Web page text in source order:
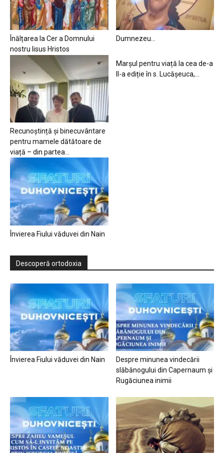
Înălțarea la Cer a Domnului
nostru Iisus Hristos
Dumnezeu…
Recunoștință și binecuvântare
pentru mamele dătătoare de
viață – din partea...
Marșul pentru viață la cea de-a
II-a ediție în s. Lucășeuca,...
Învierea Fiului văduvei din Nain
Descoperă ortodoxia
Învierea Fiului văduvei din Nain
Despre minunea vindecării
slăbănogului din Capernaum și
Rugăciunea inimii